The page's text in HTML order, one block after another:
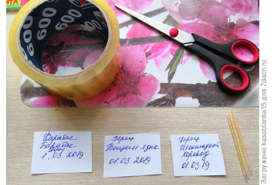
Семена перца
Делаю бирочки, мне понадобились зубочистка, скотч
и маленькие листочки бумаги.